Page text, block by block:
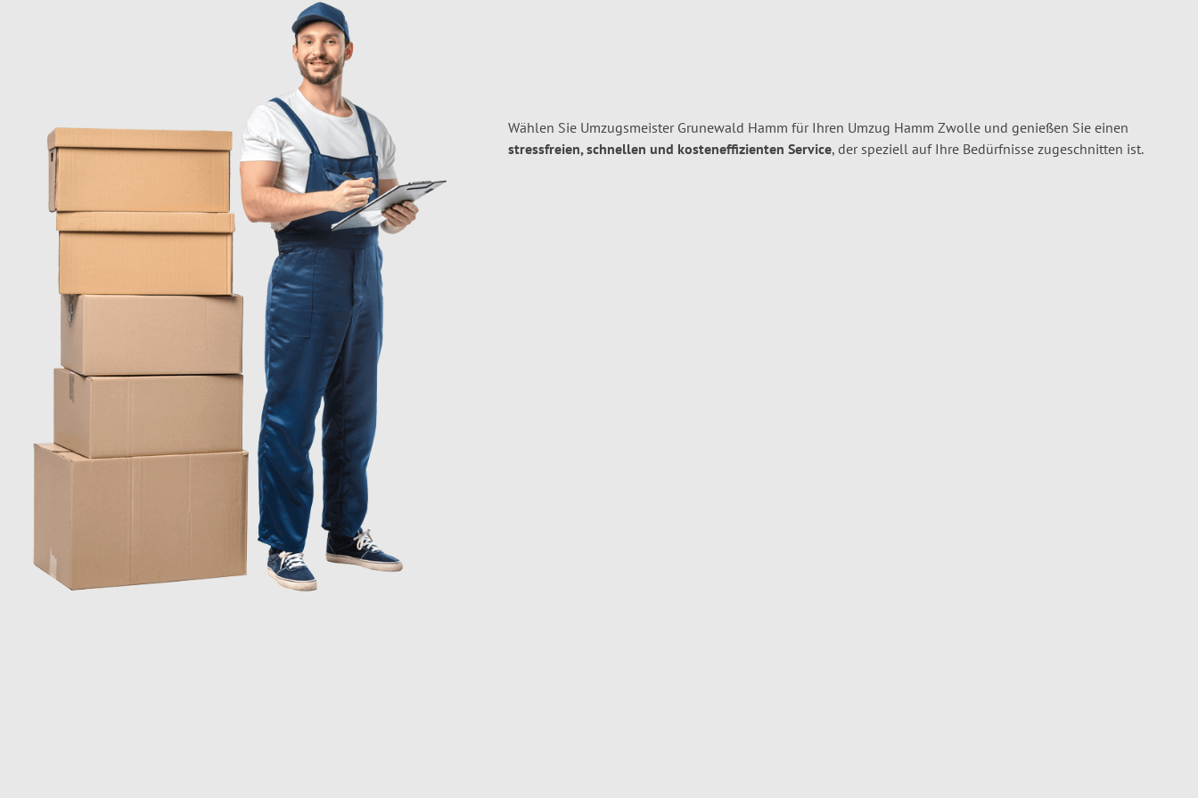
Wählen Sie Umzugsmeister Grunewald Hamm für Ihren Umzug Hamm Zwolle und genießen Sie einen
stressfreien, schnellen und kosteneffizienten Service, der speziell auf Ihre Bedürfnisse zugeschnitten ist.